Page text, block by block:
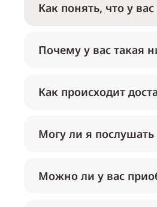
Как понять, что у
Почему у вас такая
Как происходит
Могу ли я послушать
Можно ли у вас